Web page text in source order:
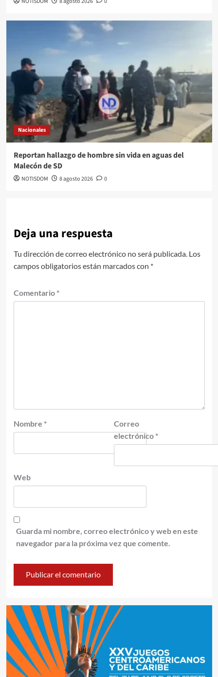
Nacionales
Reportan hallazgo de hombre sin vida en aguas del
Malecón de SD
NOTISDOM 8 agosto 2026 0
Deja una respuesta
Tu dirección de correo electrónico no será publicada. Los
campos obligatorios están marcados con *
Comentario *
Nombre *
Correo
electrónico *
Web
Guarda mi nombre, correo electrónico y web en este
navegador para la próxima vez que comente.